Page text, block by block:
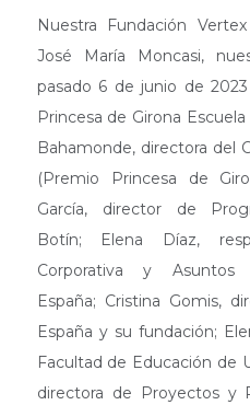
Nuestra Fundación
José María Moncasi,
pasado 6 de junio de
Princesa de Girona
Bahamonde, directora del
(Premio Princesa de
García, director de
Botín; Elena Díaz,
Corporativa y
España; Cristina Gomis,
España y su fundación;
Facultad de Educación de
directora de Proyectos y